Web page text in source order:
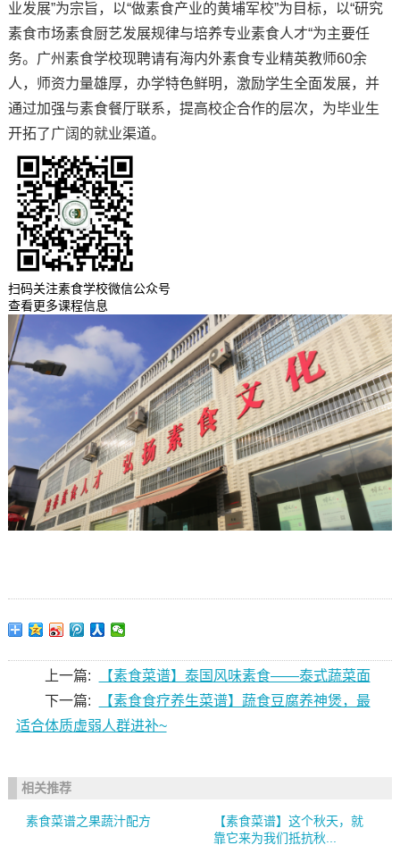
业发展”为宗旨，以“做素食产业的黄埔军校”为目标，以“研究
素食市场素食厨艺发展规律与培养专业素食人才“为主要任
务。广州素食学校现聘请有海内外素食专业精英教师60余
人，师资力量雄厚，办学特色鲜明，激励学生全面发展，并
通过加强与素食餐厅联系，提高校企合作的层次，为毕业生
开拓了广阔的就业渠道。
扫码关注素食学校微信公众号
查看更多课程信息
上一篇:
【素食菜谱】泰国风味素食——泰式蔬菜面
下一篇:
【素食食疗养生菜谱】蔬食豆腐养神煲，最
适合体质虚弱人群进补~
相关推荐
素食菜谱之果蔬汁配方
【素食菜谱】这个秋天，就
靠它来为我们抵抗秋...